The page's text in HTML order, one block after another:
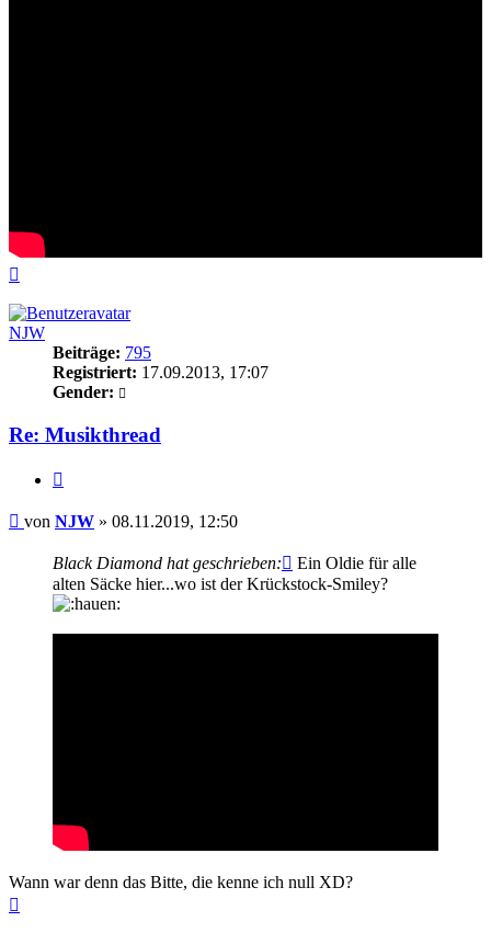
NJW
Beiträge: 795
Registriert: 17.09.2013, 17:07
Gender:
Re: Musikthread
Beitrag
von NJW » 08.11.2019, 12:50
Black Diamond hat geschrieben:
Ein Oldie für alle
alten Säcke hier...wo ist der Krückstock-Smiley?
Wann war denn das Bitte, die kenne ich null XD?